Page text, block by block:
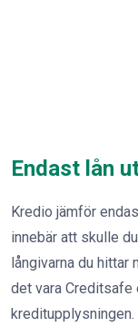
Endast lån
Kredio jämför
innebär att skulle
långivarna du
det vara Creditsafe
kreditupplysningen.